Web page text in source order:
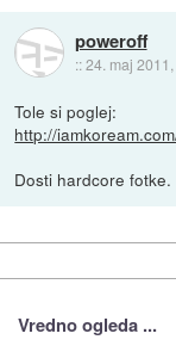
poweroff
::24. maj
Tole si poglej:
http://
Dosti hardcore fotke.
Vredno ogleda ...